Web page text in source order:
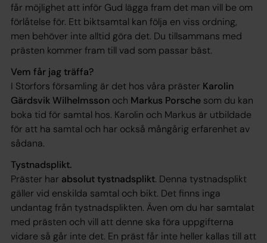
får möjlighet att inför Gud lägga fram det man vill be om
förlåtelse för. Ett biktsamtal kan följa en viss ordning,
men behöver inte alltid göra det. Du tillsammans med
prästen kommer fram till vad som passar bäst.
Vem får jag träffa?
I Storfors församling är det hos våra präster Karolin
Gärdsvik Wilhelmsson och Markus Porsche som du kan
boka tid för samtal hos. Karolin och Markus är utbildade
för att ha samtal och har också mångårig erfarenhet av
sådana.
Tystnadsplikt.
Präster har absolut tystnadsplikt. Denna tystnadsplikt
gäller vid enskilda samtal och bikt. Det finns inga
undantag från tystnadsplikten. Även om du har samtalat
med prästen och vill att denne ska föra uppgifterna
vidare så går inte det. En präst får inte heller kallas till att